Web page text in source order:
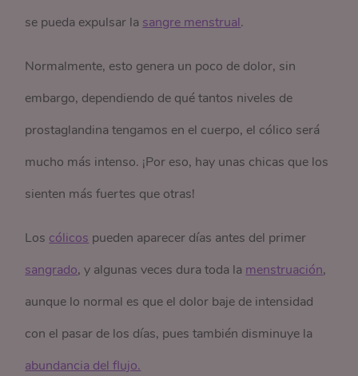
se pueda expulsar la sangre menstrual.
Normalmente, esto genera un poco de dolor, sin
embargo, dependiendo de qué tantos niveles de
prostaglandina tengamos en el cuerpo, el cólico será
mucho más intenso. ¡Por eso, hay unas chicas que los
sienten más fuertes que otras!
Los cólicos pueden aparecer días antes del primer
sangrado, y algunas veces dura toda la menstruación,
aunque lo normal es que el dolor baje de intensidad
con el pasar de los días, pues también disminuye la
abundancia del flujo.